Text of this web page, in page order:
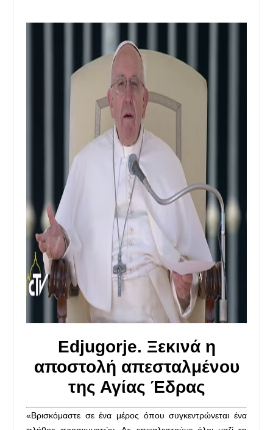
Edjugorje. Ξεκινά η
αποστολή απεσταλμένου
της Αγίας Έδρας
«Βρισκόμαστε σε ένα μέρος όπου συγκεντρώνεται ένα